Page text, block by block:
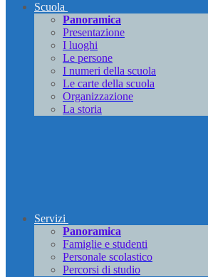
Scuola
Panoramica
Presentazione
I luoghi
Le persone
I numeri della scuola
Le carte della scuola
Organizzazione
La storia
Servizi
Panoramica
Famiglie e studenti
Personale scolastico
Percorsi di studio